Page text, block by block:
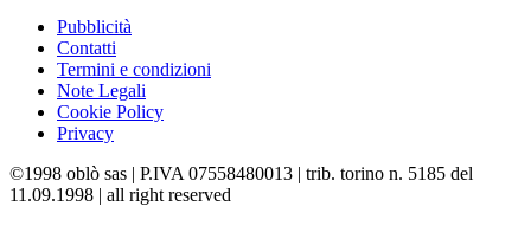
Pubblicità
Contatti
Termini e condizioni
Note Legali
Cookie Policy
Privacy
©1998 oblò sas | P.IVA 07558480013 | trib. torino n. 5185 del
11.09.1998 | all right reserved